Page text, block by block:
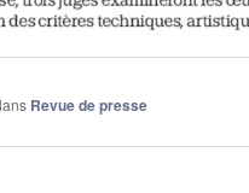
Revue de presse